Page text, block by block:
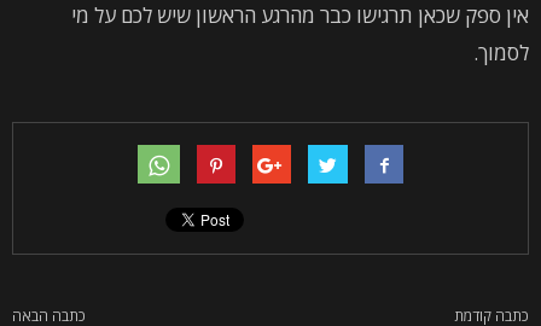
אין ספק שכאן תרגישו כבר מהרגע הראשון שיש לכם על מי
לסמוך.
כתבה קודמת כתבה הבאה